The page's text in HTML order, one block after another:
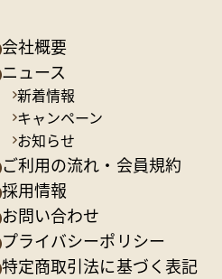
会社概要
ニュース
新着情報
キャンペーン
お知らせ
ご利用の流れ・会員規約
採用情報
お問い合わせ
プライバシーポリシー
特定商取引法に基づく表記